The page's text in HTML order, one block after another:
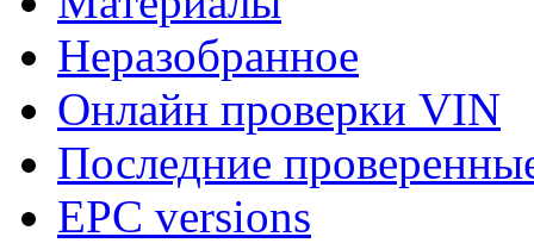
Неразобранное
Онлайн проверки VIN
Последние
EPC versions